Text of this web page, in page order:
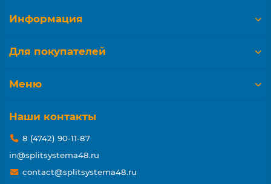
Информация
Для покупателей
Меню
Наши контакты
8 (4742) 90-11-87
in@splitsystema48.ru
contact@splitsystema48.ru